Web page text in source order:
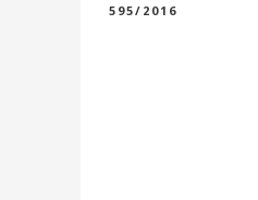
595/2016